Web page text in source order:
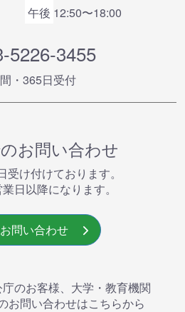
午後 12:50〜18:00
5226-3455
・365⽇受付
お問い合わせ
受け付けております。
⽇以降になります。
お問い合わせ
のお客様、大学・教育機関
お問い合わせはこちらから